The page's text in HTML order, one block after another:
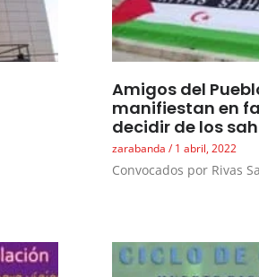
Amigos del
manifiestan en
decidir de los
zarabanda 1 abril, 2022
Convocados por Rivas